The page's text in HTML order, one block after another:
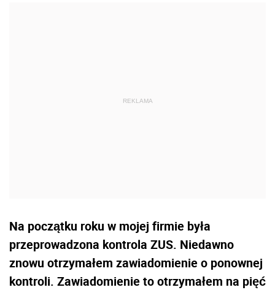
Na początku roku w mojej firmie była
przeprowadzona kontrola ZUS. Niedawno
znowu otrzymałem zawiadomienie o ponownej
kontroli. Zawiadomienie to otrzymałem na pięć